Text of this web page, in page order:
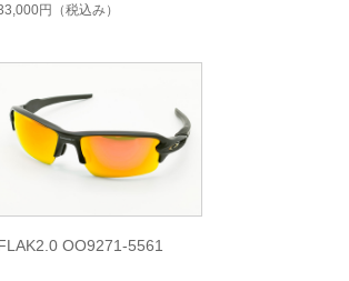
円 （税込み）
OO9271-5561